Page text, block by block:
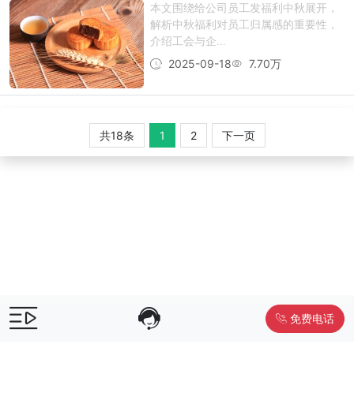
本文围绕给公司员工发福利中秋展开，
解析中秋福利对员工归属感的重要性，
介绍工会与企...
2025-09-18
7.70万
共18条 1 2 下一页
免费电话